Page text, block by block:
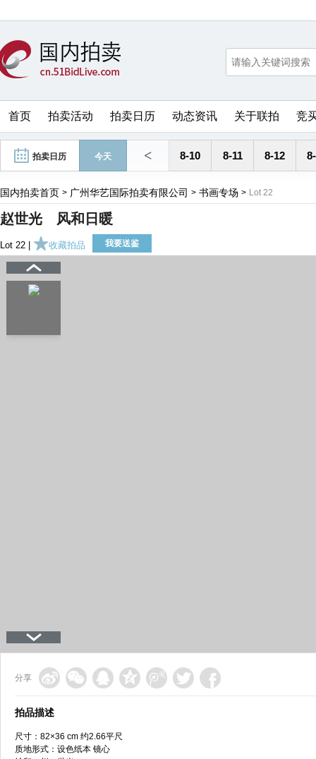
首页 拍卖活动 拍卖日历 动态资讯 关于联拍 竞
拍卖日历 今天 < 8-10 8-11 8-12
国内拍卖首页 > 广州华艺国际拍卖有限公司 > 书画专场 > Lot 22
赵世光 风和日暖
Lot 22 | 收藏拍品 我要送鉴
分享
拍品描述
尺寸：82×36 cm 约2.66平尺
质地形式：设色纸本 镜心